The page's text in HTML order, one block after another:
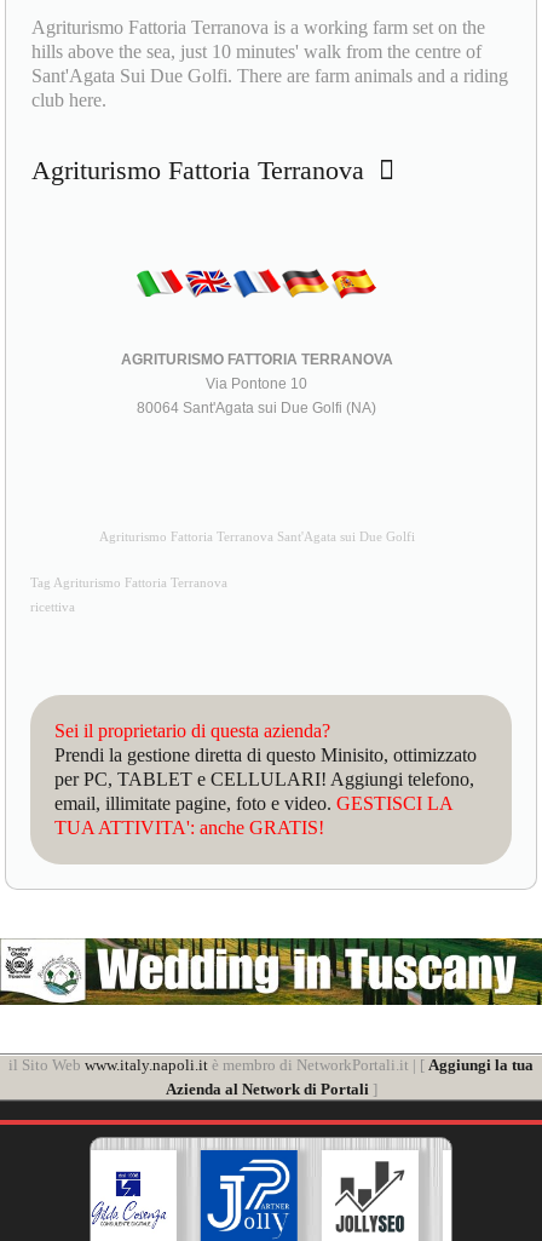
Agriturismo Fattoria Terranova is a working farm set on the
hills above the sea, just 10 minutes' walk from the centre of
Sant'Agata Sui Due Golfi. There are farm animals and a riding
club here.
Agriturismo Fattoria Terranova
AGRITURISMO FATTORIA TERRANOVA
Via Pontone 10
80064 Sant'Agata sui Due Golfi (NA)
Agriturismo Fattoria Terranova Sant'Agata sui Due Golfi
Tag Agriturismo Fattoria Terranova
ricettiva
Sei il proprietario di questa azienda?
Prendi la gestione diretta di questo Minisito, ottimizzato
per PC, TABLET e CELLULARI! Aggiungi telefono,
email, illimitate pagine, foto e video.GESTISCI LA
TUA ATTIVITA': anche GRATIS!
il Sito Web www.italy.napoli.it è membro di NetworkPortali.it | [ Aggiungi la tua
Azienda al Network di Portali]